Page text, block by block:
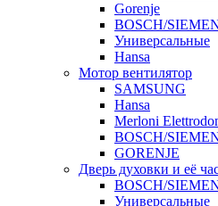
Gorenje
BOSCH/
Универсальные
Hansa
Мотор вентилятор
SAMSUNG
Hansa
Merloni
BOSCH/
GORENJE
Дверь духовки и её
BOSCH/
Универсальные